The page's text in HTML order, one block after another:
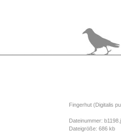
Fingerhut (Digitalis
Dateinummer:
Dateigröße: 686 kb